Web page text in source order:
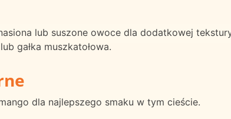
lub suszone owoce dla dodatkowej
gałka muszkatołowa.
dla najlepszego smaku w tym cieście.